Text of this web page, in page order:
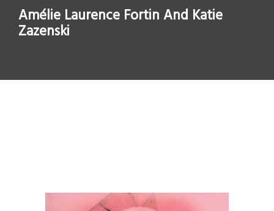
Amélie Laurence Fortin And Katie
Zazenski